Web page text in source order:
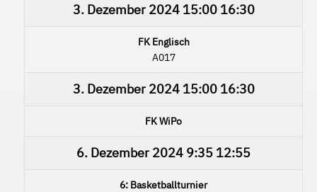
3. Dezember 202415:00 16:30
FK Englisch
A017
3. Dezember 202415:00 16:30
FK WiPo
6. Dezember 2024 9:35 12:55
6: Basketballturnier